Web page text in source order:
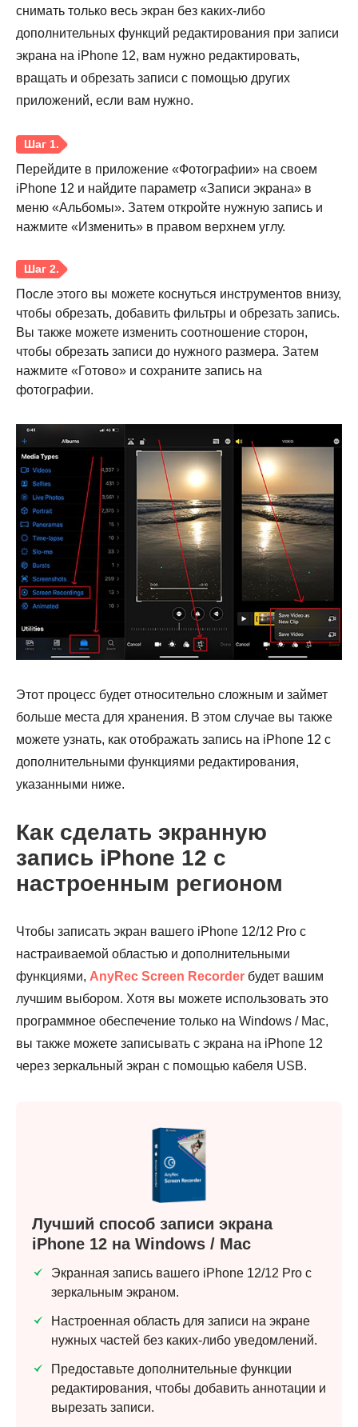
снимать только весь экран без каких-либо
дополнительных функций редактирования при записи
экрана на iPhone 12, вам нужно редактировать,
вращать и обрезать записи с помощью других
приложений, если вам нужно.
Шаг 1.
Перейдите в приложение «Фотографии» на своем
iPhone 12 и найдите параметр «Записи экрана» в
меню «Альбомы». Затем откройте нужную запись и
нажмите «Изменить» в правом верхнем углу.
Шаг 2.
После этого вы можете коснуться инструментов внизу,
чтобы обрезать, добавить фильтры и обрезать запись.
Вы также можете изменить соотношение сторон,
чтобы обрезать записи до нужного размера. Затем
нажмите «Готово» и сохраните запись на
фотографии.
Этот процесс будет относительно сложным и займет
больше места для хранения. В этом случае вы также
можете узнать, как отображать запись на iPhone 12 с
дополнительными функциями редактирования,
указанными ниже.
Как сделать экранную
запись iPhone 12 с
настроенным регионом
Чтобы записать экран вашего iPhone 12/12 Pro с
настраиваемой областью и дополнительными
функциями, AnyRec Screen Recorder будет вашим
лучшим выбором. Хотя вы можете использовать это
программное обеспечение только на Windows / Mac,
вы также можете записывать с экрана на iPhone 12
через зеркальный экран с помощью кабеля USB.
Лучший способ записи экрана
iPhone 12 на Windows / Mac
Экранная запись вашего iPhone 12/12 Pro с
зеркальным экраном.
Настроенная область для записи на экране
нужных частей без каких-либо уведомлений.
Предоставьте дополнительные функции
редактирования, чтобы добавить аннотации и
вырезать записи.